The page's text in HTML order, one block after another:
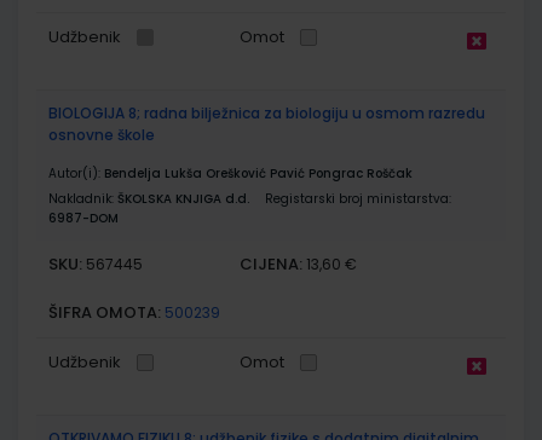
Udžbenik Omot
BIOLOGIJA 8; radna bilježnica za biologiju u osmom razredu
osnovne škole
Autor(i): Bendelja Lukša Orešković Pavić Pongrac Roščak
Nakladnik: ŠKOLSKA KNJIGA d.d.
Registarski broj ministarstva:
6987-DOM
SKU: 567445 CIJENA: 13,60 €
ŠIFRA OMOTA: 500239
Udžbenik Omot